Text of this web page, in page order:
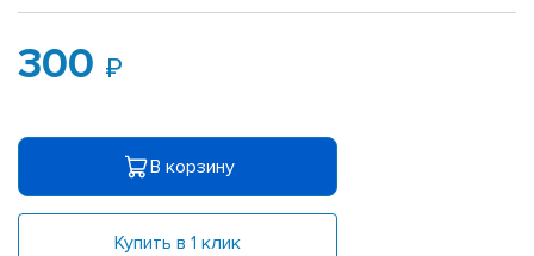
300
В корзину
Купить в 1 клик